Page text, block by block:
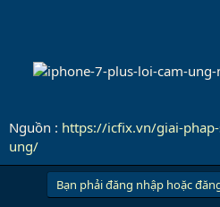
Nguồn : https://icfix.vn/giai-
ung/
Bạn phải đăng nhập hoặc